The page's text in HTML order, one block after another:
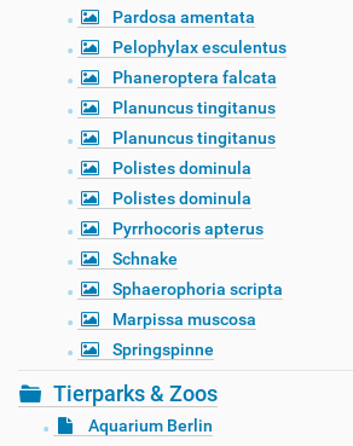
Pardosa amentata
Pelophylax esculentus
Phaneroptera falcata
Planuncus tingitanus
Planuncus tingitanus
Polistes dominula
Polistes dominula
Pyrrhocoris apterus
Schnake
Sphaerophoria scripta
Marpissa muscosa
Springspinne
Tierparks & Zoos
Aquarium Berlin